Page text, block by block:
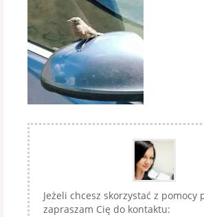
Jeżeli chcesz skorzystać z pomocy
zapraszam Cię do kontaktu: